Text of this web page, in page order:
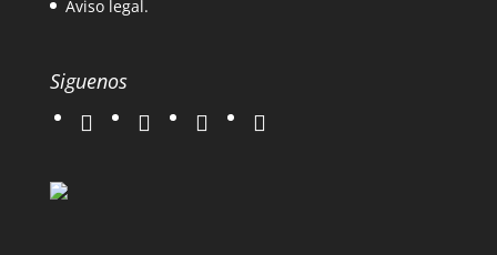
Aviso legal.
Siguenos
twitter instagramfacebook google